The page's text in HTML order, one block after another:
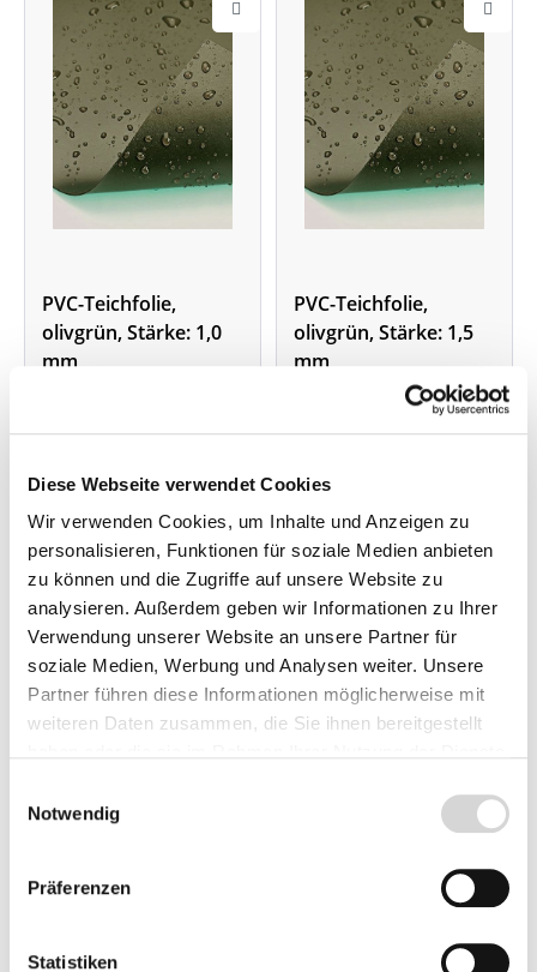
Diese Webseite verwendet Cookies
Wir verwenden Cookies, um Inhalte und Anzeigen zu
personalisieren, Funktionen für soziale Medien anbieten
zu können und die Zugriffe auf unsere Website zu
analysieren. Außerdem geben wir Informationen zu Ihrer
Verwendung unserer Website an unsere Partner für
soziale Medien, Werbung und Analysen weiter. Unsere
Partner führen diese Informationen möglicherweise mit
weiteren Daten zusammen, die Sie ihnen bereitgestellt
Notwendig
Präferenzen
Statistiken
PVC-Teichfolie,
olivgrün, Stärke: 1,0
mm
nach Wunsch
und pflanzenverträglich,
stabilisiert, aus
erstklassigen
und unverbrauchten
Rohstoffen hergestellt
ab 40,99 €
PVC-Teichfolie,
olivgrün, Stärke: 1,5
mm
, Länge
nach Wunsch
und pflanzenverträglich,
stabilisiert, aus
erstklassigen
und unverbrauchten
Rohstoffen hergestellt
ab 48,99 €
schwarz, Stärke: 0,5
schwarz, Stärke: 1,0